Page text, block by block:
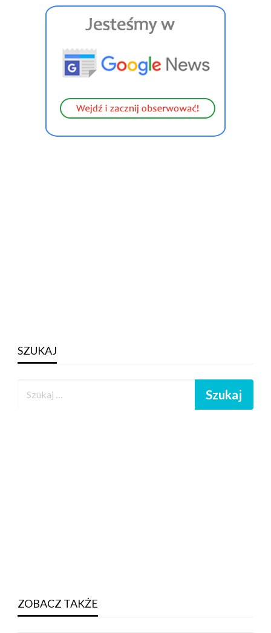
SZUKAJ
ZOBACZ TAKŻE